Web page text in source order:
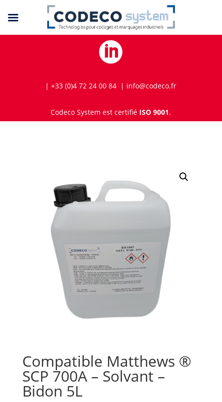

| +33 (0)4 72 24 00 84 | info@codeco.fr
Codeco System est certifié ISO 9001.
Compatible Matthews ®
SCP 700A – Solvant –
Bidon 5L